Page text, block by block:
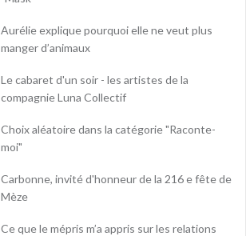
Aurélie explique pourquoi elle ne veut plus
manger d’animaux
Le cabaret d'un soir - les artistes de la
compagnie Luna Collectif
Choix aléatoire dans la catégorie "Raconte-
moi"
Carbonne, invité d'honneur de la 216 e fête de
Mèze
Ce que le mépris m’a appris sur les relations